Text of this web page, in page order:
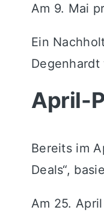
Am 9. Mai
Ein
Degenhardt
April-
Bereits im
Deals“,
Am 25.